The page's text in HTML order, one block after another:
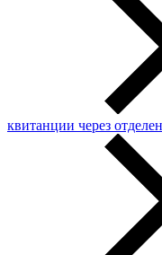
квитанции через